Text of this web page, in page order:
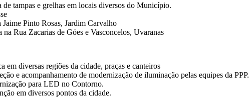
tampas e grelhas em locais diversos do Município.
Pinto Rosas, Jardim Carvalho
na Rua Zacarias de Góes e Vasconcelos, Uvaranas
em diversas regiões da cidade, praças e canteiros
e acompanhamento de modernização de iluminação pelas equipes da PPP.
para LED no Contorno.
em diversos pontos da cidade.